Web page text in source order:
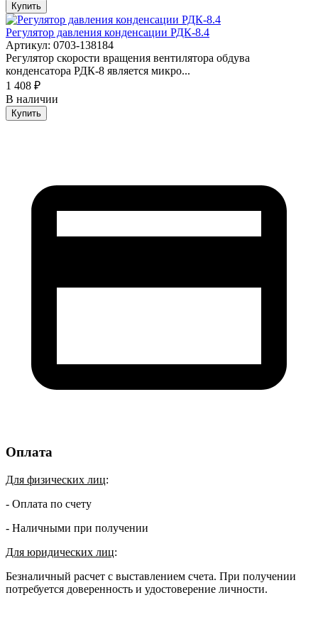
Купить
Регулятор давления конденсации РДК-8.4
Артикул: 0703-138184
Регулятор скорости вращения вентилятора обдува
конденсатора РДК-8 является микро...
1 408 ₽
В наличии
Купить
Оплата
Для физических лиц:
- Оплата по счету
- Наличными при получении
Для юридических лиц:
Безналичный расчет с выставлением счета. При получении
потребуется доверенность и удостоверение личности.